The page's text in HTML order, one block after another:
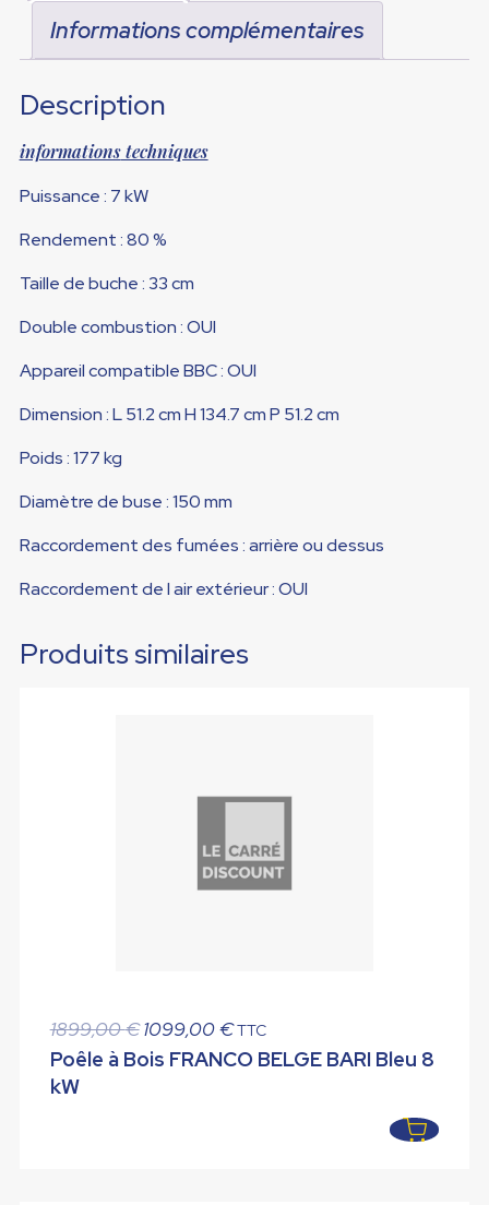
Informations complémentaires
Description
informationstechniques
Puissance : 7 kW
Rendement : 80 %
Taille de buche : 33 cm
Double combustion : OUI
Appareil compatible BBC : OUI
Dimension : L 51.2 cm H 134.7 cm P 51.2 cm
Poids : 177 kg
Diamètre de buse : 150 mm
Raccordement des fumées : arrière ou dessus
Raccordement de l air extérieur : OUI
Produits similaires
1899,00€ Le
prix
1099,00€Le
prix
TTC
Poêle à Bois FRANCO BELGE BARI Bleu 8
kW